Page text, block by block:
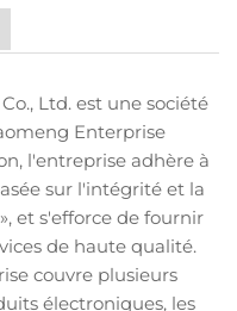
Ltd. est une société
Enterprise
l'entreprise adhère à
sur l'intégrité et la
et s'efforce de fournir
de haute qualité.
couvre plusieurs
électroniques, les